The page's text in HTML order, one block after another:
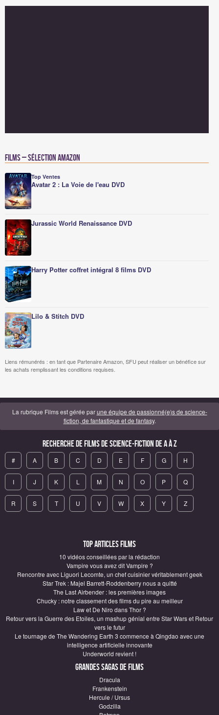
Films – Sélection Amazon
Top Ventes
Avatar 2 : La Voie de l'eau DVD
Jurassic World Renaissance DVD
Harry Potter coffret intégral 8 films DVD
Lilo & Stitch DVD
Liens rémunérés : en tant que Partenaire Amazon, SFU peut réaliser un bénéfice sur
les achats remplissant les conditions requises.
La rubrique Films est gérée parune équipe de passionné(e)s de science-
fiction, de fantastique et de fantasy.
Recherche de Films de science-fiction de A à Z
# A B C D E F G H
I J K L M N O P Q
R S T U V W X Y Z
Top articles Films
10 vidéos conseillées par la rédaction
Vampire vous avez dit Vampire ?
Rencontre avec Liguori Lecomte, un chef cuisinier véritablement geek
Star Trek : Majel Barrett-Roddenberry nous a quitté
The Last Airbender : les premières images
Chucky : notre classement des films du pire au meilleur
Law et De Niro dans Thor ?
Retour vers la Guerre des Etoiles, un mashup génial entre Star Wars et Retour
vers le futur
Le tournage de The Wandering Earth 3 commence à Qingdao avec une
intelligence artificielle innovante
Underworld revient !
Grandes sagas de Films
Dracula
Frankenstein
Hercule / Ursus
Godzilla